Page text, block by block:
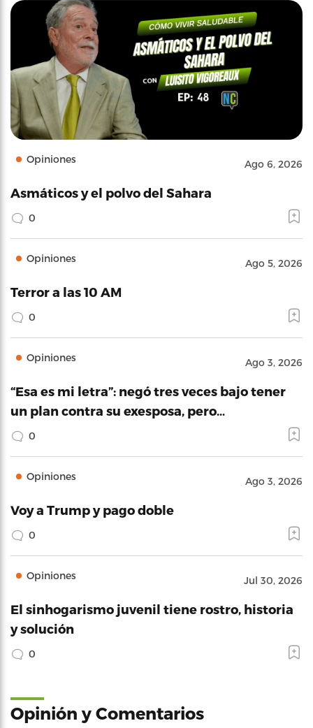
Opiniones Ago 6, 2026
Asmáticos y el polvo del Sahara
0
Opiniones Ago 5, 2026
Terror a las 10 AM
0
Opiniones Ago 3, 2026
“Esa es mi letra”: negó tres veces bajo tener
un plan contra su exesposa, pero…
0
Opiniones Ago 3, 2026
Voy a Trump y pago doble
0
Opiniones Jul 30, 2026
El sinhogarismo juvenil tiene rostro, historia
y solución
0
Opinión y Comentarios